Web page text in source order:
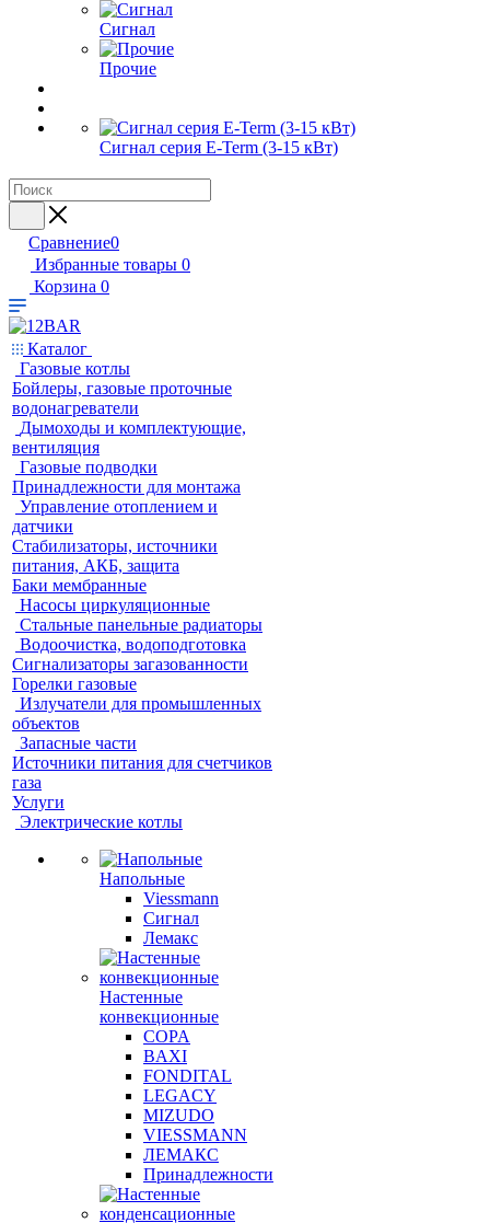
Сигнал
Прочие
Сигнал серия E-Term (3-15 кВт)
Сравнение0
Избранные товары 0
Корзина 0
Каталог
Газовые котлы
Бойлеры, газовые проточные
водонагреватели
Дымоходы и комплектующие,
вентиляция
Газовые подводки
Принадлежности для монтажа
Управление отоплением и
датчики
Стабилизаторы, источники
питания, АКБ, защита
Баки мембранные
Насосы циркуляционные
Стальные панельные радиаторы
Водоочистка, водоподготовка
Сигнализаторы загазованности
Горелки газовые
Излучатели для промышленных
объектов
Запасные части
Источники питания для счетчиков
газа
Услуги
Электрические котлы
Напольные
Viessmann
Сигнал
Лемакс
Настенные
конвекционные
COPA
BAXI
FONDITAL
LEGACY
MIZUDO
VIESSMANN
ЛЕМАКС
Принадлежности